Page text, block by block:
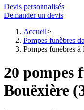
Devis personnalisés
Demander un devis
Accueil
Pompes funèbres
Pompes funèbres
20 pompes
Bouëxière